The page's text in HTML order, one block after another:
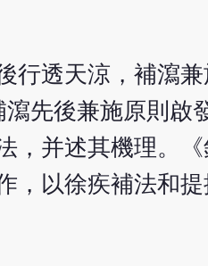
行透天涼，補瀉
瀉先後兼施原則
，并述其機理。
，以徐疾補法和